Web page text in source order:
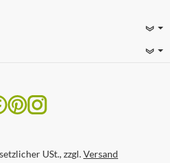
USt., zzgl.Versand